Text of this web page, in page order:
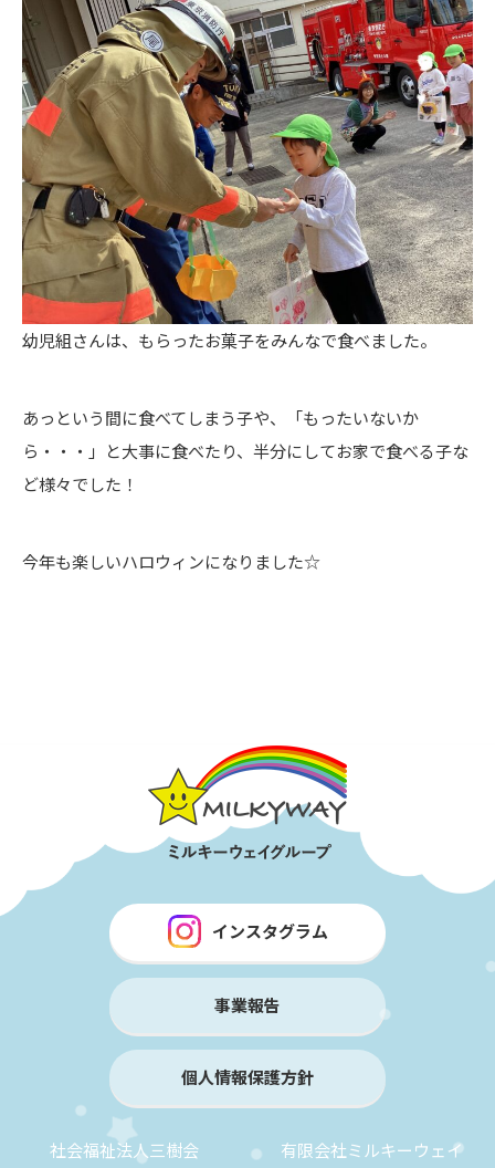
幼児組さんは、もらったお菓子をみんなで食べました。
あっという間に食べてしまう子や、「もったいないか
ら・・・」と大事に食べたり、半分にしてお家で食べる子な
ど様々でした！
今年も楽しいハロウィンになりました☆
インスタグラム
事業報告
個人情報保護方針
社会福祉法人三樹会 有限会社ミルキーウェイ